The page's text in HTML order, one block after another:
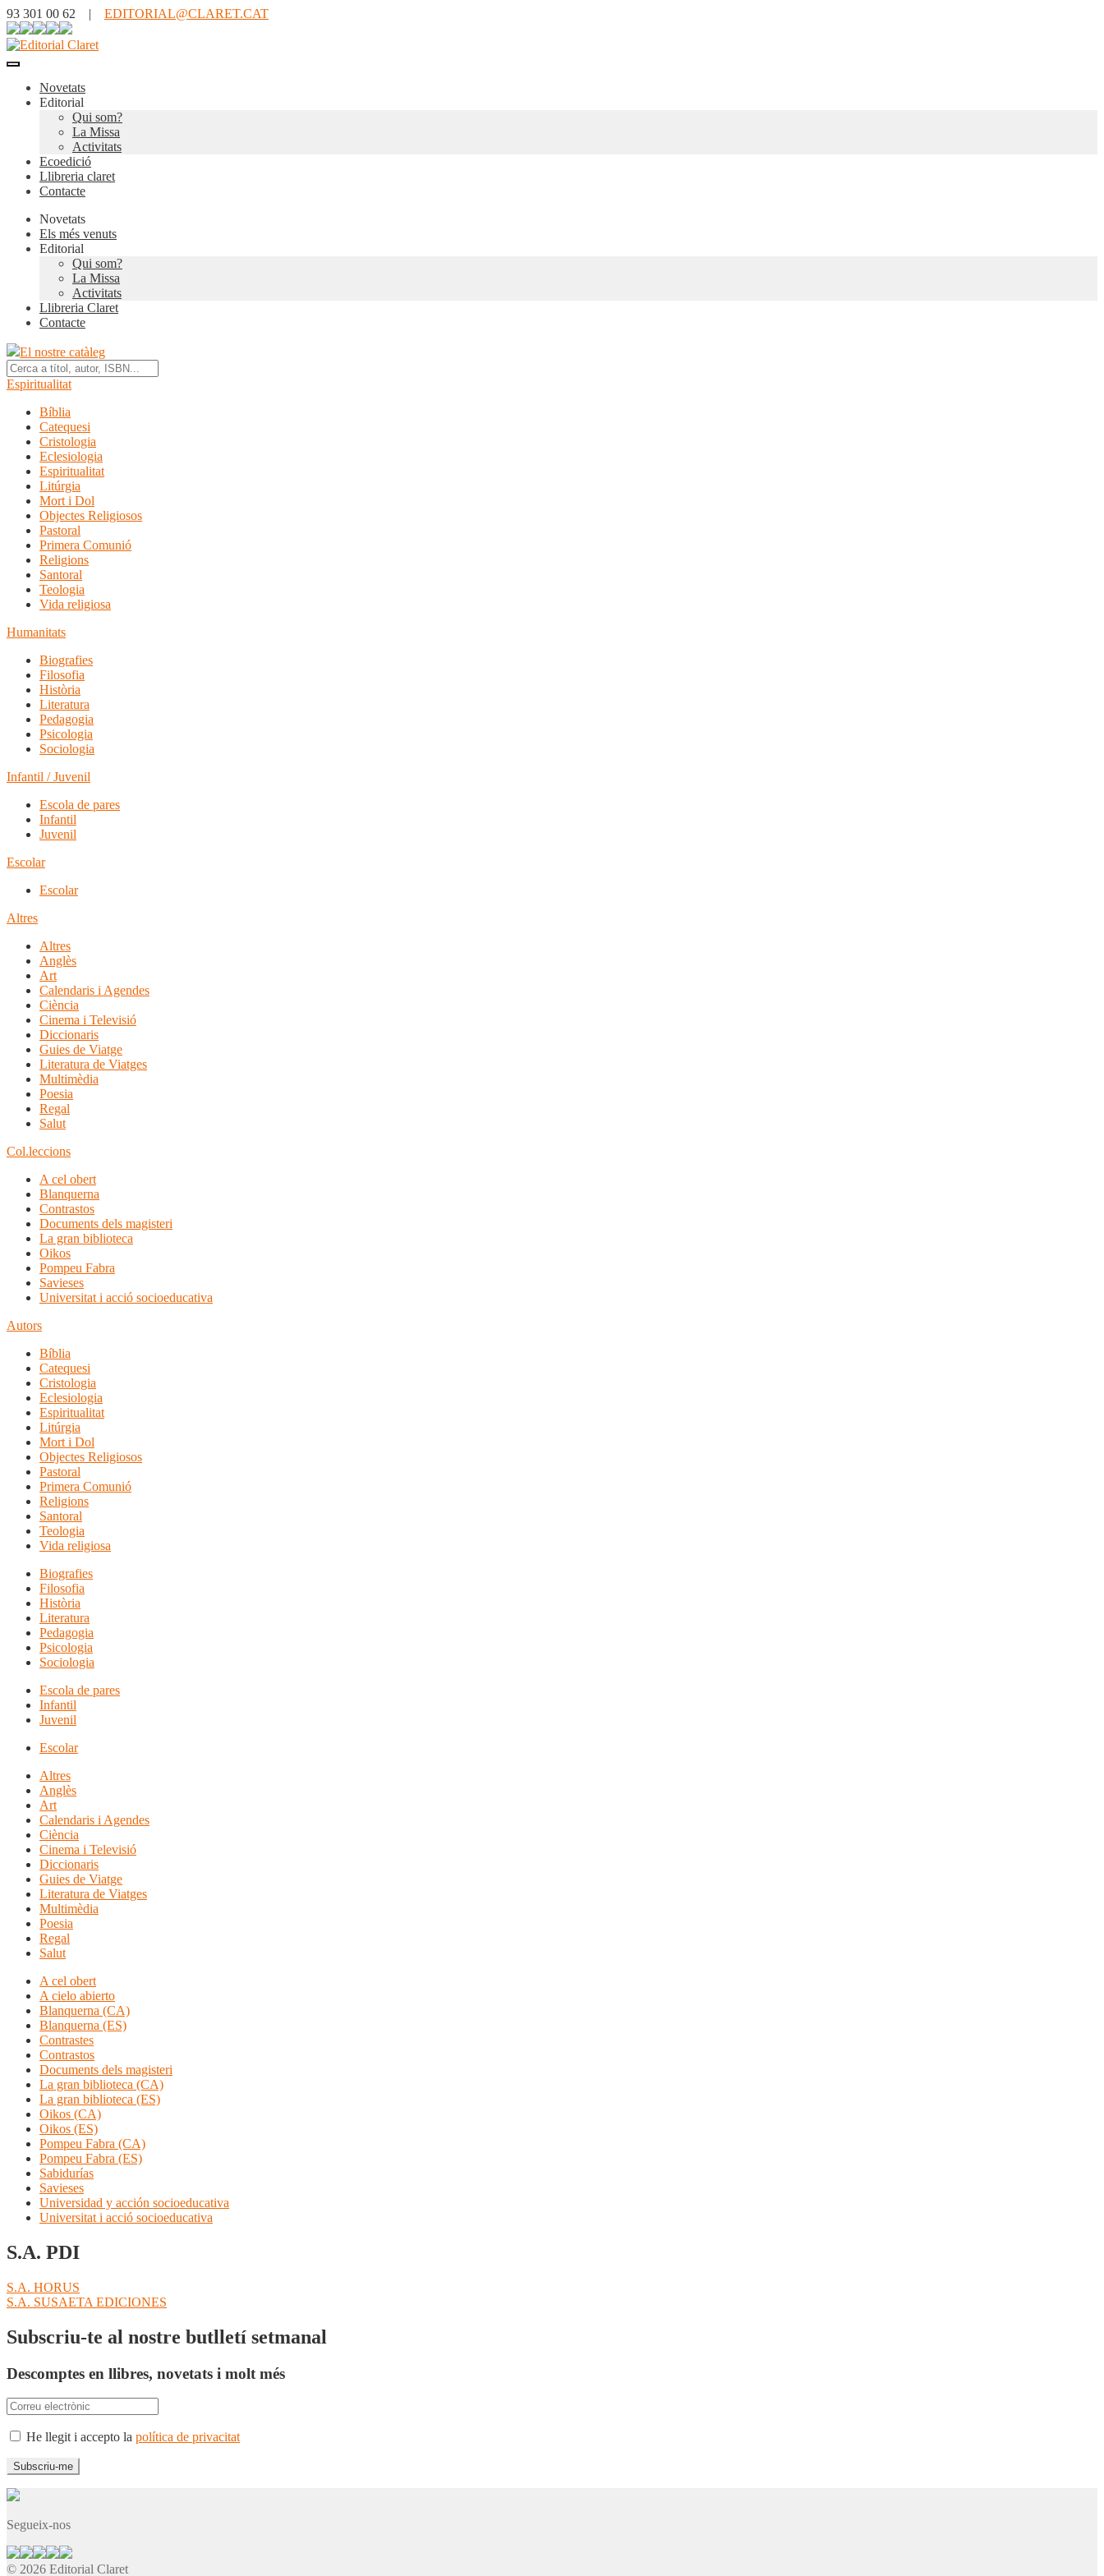
93 301 00 62 | EDITORIAL@CLARET.CAT
Novetats
Editorial
Qui som?
La Missa
Activitats
Ecoedició
Llibreria claret
Contacte
Novetats
Els més venuts
Editorial
Qui som?
La Missa
Activitats
Llibreria Claret
Contacte
El nostre catàleg
Espiritualitat
Bíblia
Catequesi
Cristologia
Eclesiologia
Espiritualitat
Litúrgia
Mort i Dol
Objectes Religiosos
Pastoral
Primera Comunió
Religions
Santoral
Teologia
Vida religiosa
Humanitats
Biografies
Filosofia
Història
Literatura
Pedagogia
Psicologia
Sociologia
Infantil / Juvenil
Escola de pares
Infantil
Juvenil
Escolar
Escolar
Altres
Altres
Anglès
Art
Calendaris i Agendes
Ciència
Cinema i Televisió
Diccionaris
Guies de Viatge
Literatura de Viatges
Multimèdia
Poesia
Regal
Salut
Col.leccions
A cel obert
Blanquerna
Contrastos
Documents dels magisteri
La gran biblioteca
Oikos
Pompeu Fabra
Savieses
Universitat i acció socioeducativa
Autors
Bíblia
Catequesi
Cristologia
Eclesiologia
Espiritualitat
Litúrgia
Mort i Dol
Objectes Religiosos
Pastoral
Primera Comunió
Religions
Santoral
Teologia
Vida religiosa
Biografies
Filosofia
Història
Literatura
Pedagogia
Psicologia
Sociologia
Escola de pares
Infantil
Juvenil
Escolar
Altres
Anglès
Art
Calendaris i Agendes
Ciència
Cinema i Televisió
Diccionaris
Guies de Viatge
Literatura de Viatges
Multimèdia
Poesia
Regal
Salut
A cel obert
A cielo abierto
Blanquerna (CA)
Blanquerna (ES)
Contrastes
Contrastos
Documents dels magisteri
La gran biblioteca (CA)
La gran biblioteca (ES)
Oikos (CA)
Oikos (ES)
Pompeu Fabra (CA)
Pompeu Fabra (ES)
Sabidurías
Savieses
Universidad y acción socioeducativa
Universitat i acció socioeducativa
S.A. PDI
Navegació
d'entrades
Entrada
anterior:
S.A. HORUS
Pròxima
S.A. SUSAETA EDICIONES
Subscriu-te al nostre butlletí setmanal
Descomptes en llibres, novetats i molt més
He llegit i accepto la política de privacitat
Segueix-nos
© 2026 Editorial Claret